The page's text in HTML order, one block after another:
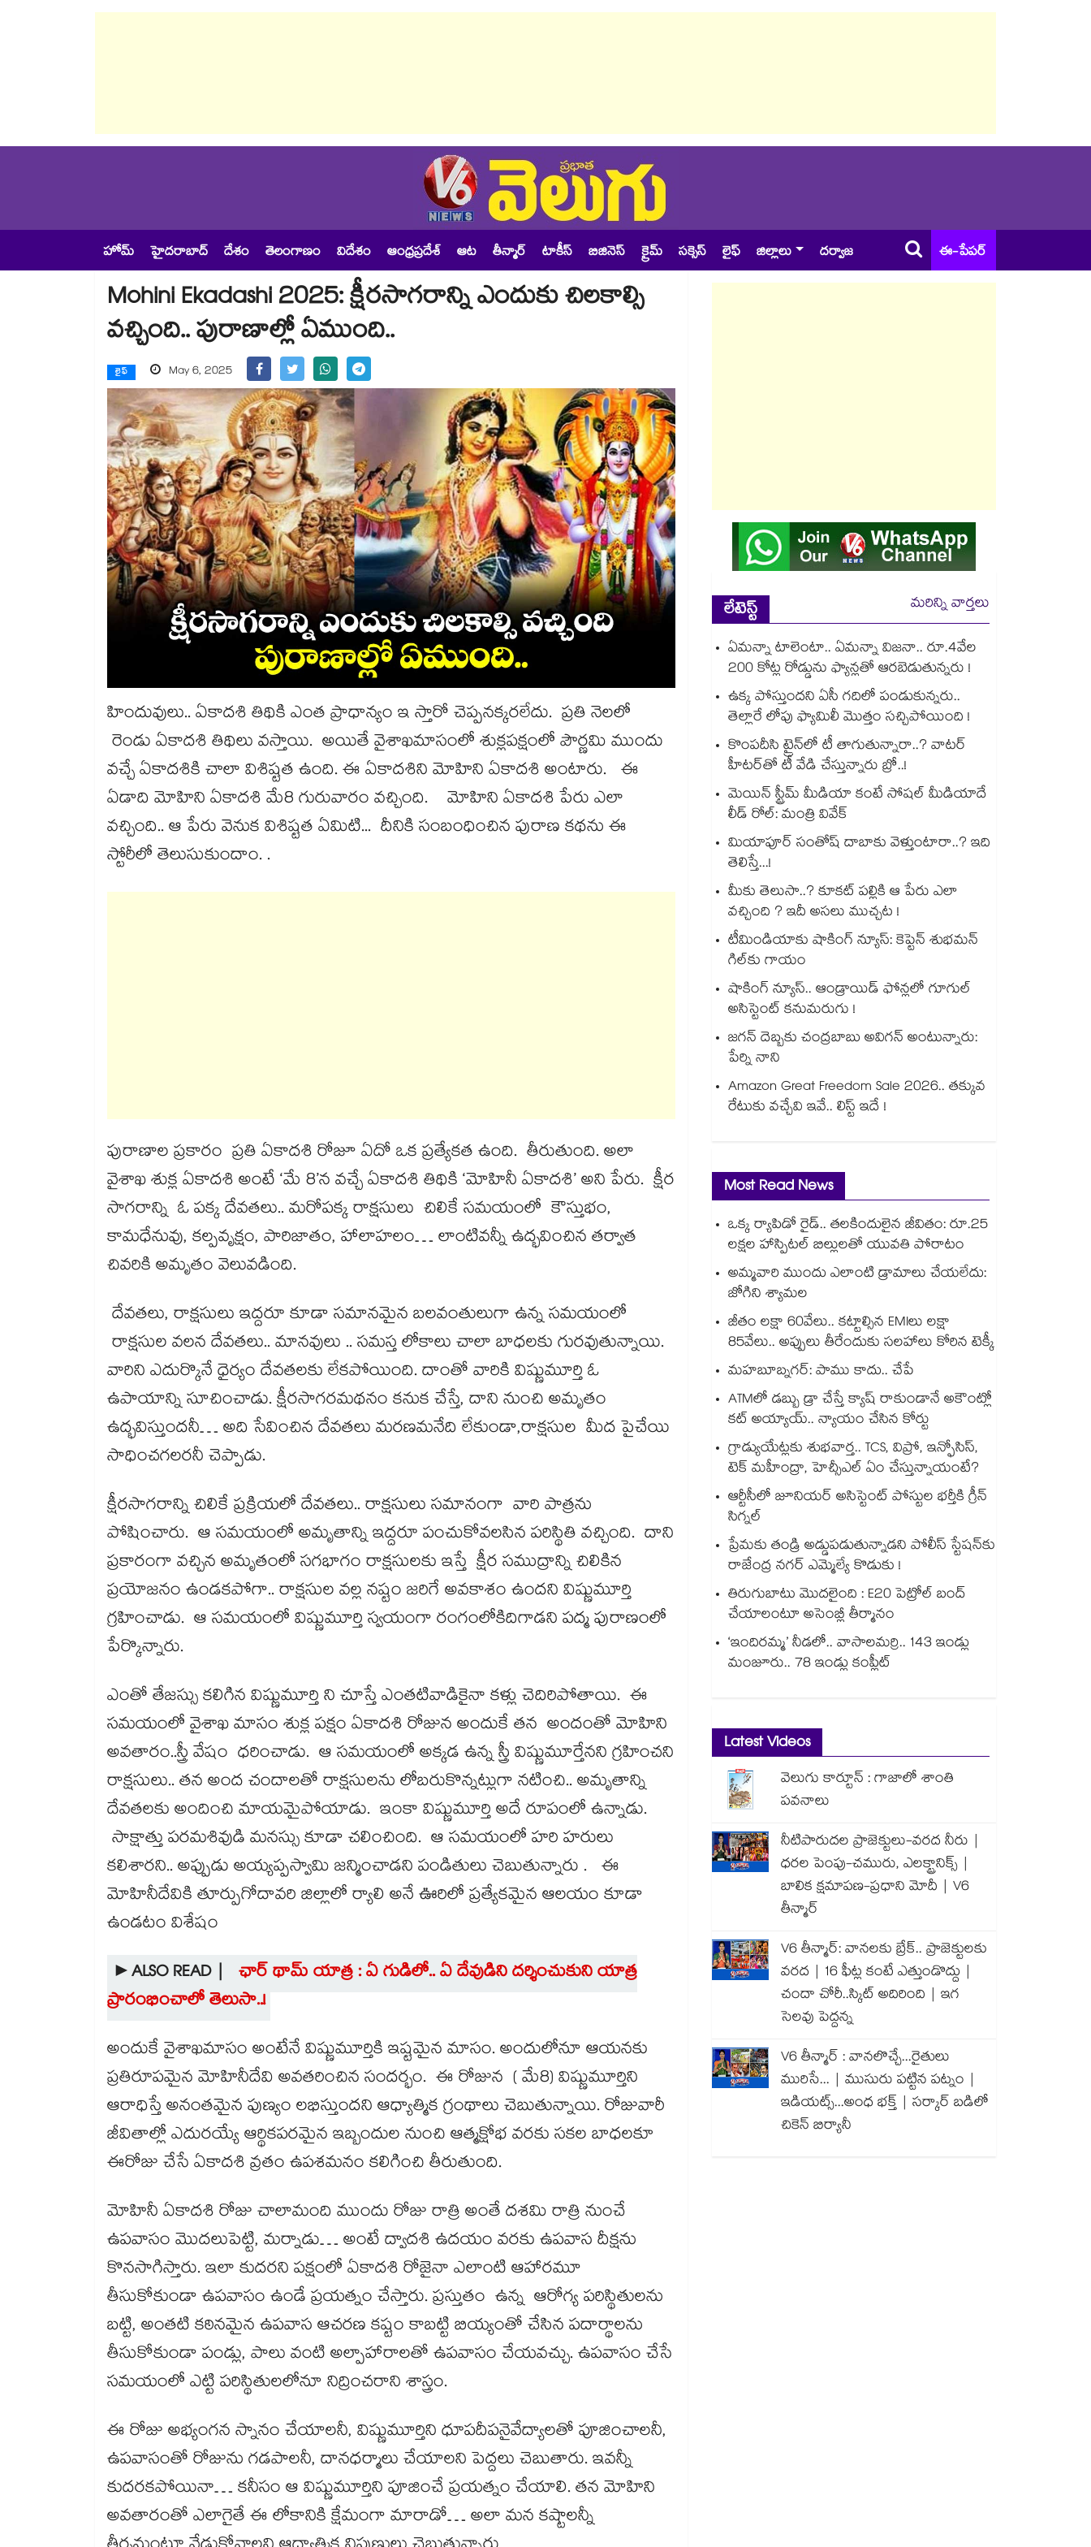
హోమ్ హైదరాబాద్ దేశం తెలంగాణం విదేశం ఆంధ్రప్రదేశ్ ఆట తీన్మార్ టాకీస్ బిజినెస్ క్రైమ్ సక్సెస్ లైఫ్ జిల్లాలు దర్వాజ ఈ-పేపర్
Mohini Ekadashi 2025: క్షీరసాగరాన్ని ఎందుకు చిలకాల్సి
వచ్చింది.. పురాణాల్లో ఏముంది..
లైఫ్ May 6, 2025
హిందువులు.. ఏకాదశి తిథికి ఎంత ప్రాధాన్యం ఇ స్తారో చెప్పనక్కరలేదు. ప్రతి నెలలో
రెండు ఏకాదశి తిథిలు వస్తాయి. అయితే వైశాఖమాసంలో శుక్లపక్షంలో పౌర్ణమి ముందు
వచ్చే ఏకాదశికి చాలా విశిష్టత ఉంది. ఈ ఏకాదశిని మోహిని ఏకాదశి అంటారు. ఈ
ఏడాది మోహిని ఏకాదశి మే8 గురువారం వచ్చింది. మోహిని ఏకాదశి పేరు ఎలా
వచ్చింది.. ఆ పేరు వెనుక విశిష్టత ఏమిటి... దీనికి సంబంధించిన పురాణ కథను ఈ
స్టోరీలో తెలుసుకుందాం. .
పురాణాల ప్రకారం ప్రతి ఏకాదశి రోజూ ఏదో ఒక ప్రత్యేకత ఉంది. తీరుతుంది. అలా
వైశాఖ శుక్ల ఏకాదశి అంటే ‘మే 8’న వచ్చే ఏకాదశి తిథికి ‘మోహినీ ఏకాదశి’ అని పేరు. క్షీర
సాగరాన్ని ఓ పక్క దేవతలు.. మరోపక్క రాక్షసులు చిలికే సమయంలో కౌస్తుభం,
కామధేనువు, కల్పవృక్షం, పారిజాతం, హాలాహలం… లాంటివన్నీ ఉద్భవించిన తర్వాత
చివరికి అమృతం వెలువడింది.
దేవతలు, రాక్షసులు ఇద్దరూ కూడా సమానమైన బలవంతులుగా ఉన్న సమయంలో
రాక్షసుల వలన దేవతలు.. మానవులు .. సమస్త లోకాలు చాలా బాధలకు గురవుతున్నాయి.
వారిని ఎదుర్కొనే ధైర్యం దేవతలకు లేకపోయింది. దాంతో వారికి విష్ణుమూర్తి ఓ
ఉపాయాన్ని సూచించాడు. క్షీరసాగరమథనం కనుక చేస్తే, దాని నుంచి అమృతం
ఉద్భవిస్తుందనీ… అది సేవించిన దేవతలు మరణమనేది లేకుండా,రాక్షసుల మీద పైచేయి
సాధించగలరనీ చెప్పాడు.
క్షీరసాగరాన్ని చిలికే ప్రక్రియలో దేవతలు.. రాక్షసులు సమానంగా వారి పాత్రను
పోషించారు. ఆ సమయంలో అమృతాన్ని ఇద్దరూ పంచుకోవలసిన పరిస్థితి వచ్చింది. దాని
ప్రకారంగా వచ్చిన అమృతంలో సగభాగం రాక్షసులకు ఇస్తే క్షీర సముద్రాన్ని చిలికిన
ప్రయోజనం ఉండకపోగా.. రాక్షసుల వల్ల నష్టం జరిగే అవకాశం ఉందని విష్ణుమూర్తి
గ్రహించాడు. ఆ సమయంలో విష్ణుమూర్తి స్వయంగా రంగంలోకిదిగాడని పద్మ పురాణంలో
పేర్కొన్నారు.
ఎంతో తేజస్సు కలిగిన విష్ణుమూర్తి ని చూస్తే ఎంతటివాడికైనా కళ్లు చెదిరిపోతాయి. ఈ
సమయంలో వైశాఖ మాసం శుక్ల పక్షం ఏకాదశి రోజున అందుకే తన అందంతో మోహిని
అవతారం..స్త్రీ వేషం ధరించాడు. ఆ సమయంలో అక్కడ ఉన్న స్త్రీ విష్ణుమూర్తేనని గ్రహించని
రాక్షసులు.. తన అంద చందాలతో రాక్షసులను లోబరుకొన్నట్లుగా నటించి.. అమృతాన్ని
దేవతలకు అందించి మాయమైపోయాడు. ఇంకా విష్ణుమూర్తి అదే రూపంలో ఉన్నాడు.
సాక్షాత్తు పరమశివుడి మనస్సు కూడా చలించింది. ఆ సమయంలో హరి హరులు
కలిశారని.. అప్పుడు అయ్యప్పస్వామి జన్మించాడని పండితులు చెబుతున్నారు . ఈ
మోహినీదేవికి తూర్పుగోదావరి జిల్లాలో ర్యాలి అనే ఊరిలో ప్రత్యేకమైన ఆలయం కూడా
ఉండటం విశేషం
►ALSO READ | ఛార్ థామ్ యాత్ర : ఏ గుడిలో.. ఏ దేవుడిని దర్శించుకుని యాత్ర
ప్రారంభించాలో తెలుసా..!
అందుకే వైశాఖమాసం అంటేనే విష్ణుమూర్తికి ఇష్టమైన మాసం. అందులోనూ ఆయనకు
ప్రతిరూపమైన మోహినీదేవి అవతరించిన సందర్భం. ఈ రోజున ( మే8) విష్ణుమూర్తిని
ఆరాధిస్తే అనంతమైన పుణ్యం లభిస్తుందని ఆధ్యాత్మిక గ్రంథాలు చెబుతున్నాయి. రోజువారీ
జీవితాల్లో ఎదురయ్యే ఆర్థికపరమైన ఇబ్బందుల నుంచి ఆత్మక్షోభ వరకు సకల బాధలకూ
ఈరోజు చేసే ఏకాదశి వ్రతం ఉపశమనం కలిగించి తీరుతుంది.
మోహినీ ఏకాదశి రోజు చాలామంది ముందు రోజు రాత్రి అంతే దశమి రాత్రి నుంచే
ఉపవాసం మొదలుపెట్టి, మర్నాడు… అంటే ద్వాదశి ఉదయం వరకు ఉపవాస దీక్షను
కొనసాగిస్తారు. ఇలా కుదరని పక్షంలో ఏకాదశి రోజైనా ఎలాంటి ఆహారమూ
తీసుకోకుండా ఉపవాసం ఉండే ప్రయత్నం చేస్తారు. ప్రస్తుతం ఉన్న ఆరోగ్య పరిస్థితులను
బట్టి, అంతటి కఠినమైన ఉపవాస ఆచరణ కష్టం కాబట్టి బియ్యంతో చేసిన పదార్థాలను
తీసుకోకుండా పండ్లు, పాలు వంటి అల్పాహారాలతో ఉపవాసం చేయవచ్చు. ఉపవాసం చేసే
సమయంలో ఎట్టి పరిస్థితులలోనూ నిద్రించరాని శాస్త్రం.
ఈ రోజు అభ్యంగన స్నానం చేయాలనీ, విష్ణుమూర్తిని ధూపదీపనైవేద్యాలతో పూజించాలనీ,
ఉపవాసంతో రోజును గడపాలనీ, దానధర్మాలు చేయాలని పెద్దలు చెబుతారు. ఇవన్నీ
కుదరకపోయినా… కనీసం ఆ విష్ణుమూర్తిని పూజించే ప్రయత్నం చేయాలి. తన మోహిని
అవతారంతో ఎలాగైతే ఈ లోకానికి క్షేమంగా మారాడో… అలా మన కష్టాలన్నీ
లేటెస్ట్
మరిన్ని వార్తలు
ఏమన్నా టాలెంటా.. ఏమన్నా విజనా.. రూ.4వేల
200 కోట్ల రోడ్డును ఫ్యాన్లతో ఆరబెడుతున్నరు !
ఉక్క పోస్తుందని ఏసీ గదిలో పండుకున్నరు..
తెల్లారే లోపు ఫ్యామిలీ మొత్తం సచ్చిపోయింది !
కొంపదీసి ట్రైన్⁬లో టీ తాగుతున్నారా..? వాటర్
హీటర్⁭⁭తో టీ వేడి చేస్తున్నారు బ్రో..!
మెయిన్ స్ట్రీమ్ మీడియా కంటే సోషల్ మీడియాదే
లీడ్ రోల్: మంత్రి వివేక్
మియాపూర్ సంతోష్ దాబాకు వెళ్తుంటారా..? ఇది
తెలిస్తే...!
మీకు తెలుసా..? కూకట్ పల్లికి ఆ పేరు ఎలా
వచ్చింది ? ఇదీ అసలు ముచ్చట !
టీమిండియాకు షాకింగ్ న్యూస్: కెప్టెన్ శుభమన్
గిల్‎కు గాయం
షాకింగ్ న్యూస్.. ఆండ్రాయిడ్ ఫోన్లలో గూగుల్
అసిస్టెంట్ కనుమరుగు !
జగన్ దెబ్బకు చంద్రబాబు అవిగన్ అంటున్నారు:
పేర్ని నాని
Amazon Great Freedom Sale 2026.. తక్కువ
రేటుకు వచ్చేవి ఇవే.. లిస్ట్ ఇదే !
Most Read News
ఒక్క ర్యాపిడో రైడ్.. తలకిందులైన జీవితం: రూ.25
లక్షల హాస్పిటల్ బిల్లులతో యువతి పోరాటం
అమ్మవారి ముందు ఎలాంటి డ్రామాలు చేయలేదు:
జోగిని శ్యామల
జీతం లక్షా 60వేలు.. కట్టాల్సిన EMIలు లక్షా
85వేలు.. అప్పులు తీరేందుకు సలహాలు కోరిన టెక్కీ
మహబూబ్నగర్: పాము కాదు.. చేపే
ATMలో డబ్బు డ్రా చేస్తే క్యాష్ రాకుండానే అకౌంట్లో
కట్ అయ్యాయ్.. న్యాయం చేసిన కోర్టు
గ్రాడ్యుయేట్లకు శుభవార్త.. TCS, విప్రో, ఇన్ఫోసిస్,
టెక్ మహీంద్రా, హెచ్సీఎల్ ఏం చేస్తున్నాయంటే?
ఆర్టీసీలో జూనియర్ అసిస్టెంట్‌‌ పోస్టుల భర్తీకి గ్రీన్‌‌
సిగ్నల్
ప్రేమకు తండ్రి అడ్డుపడుతున్నాడని పోలీస్ స్టేషన్⁪కు
రాజేంద్ర నగర్ ఎమ్మెల్యే కొడుకు !
తిరుగుబాటు మొదలైంది : E20 పెట్రోల్ బంద్
చేయాలంటూ అసెంబ్లీ తీర్మానం
‘ఇందిరమ్మ’ నీడలో.. వాసాలమర్రి.. 143 ఇండ్లు
మంజూరు.. 78 ఇండ్లు కంప్లీట్
Latest Videos
వెలుగు కార్టూన్ : గాజాలో శాంతి
పవనాలు
నీటిపారుదల ప్రాజెక్టులు-వరద నీరు |
ధరల పెంపు-చమురు, ఎలక్ట్రానిక్స్ |
బాలిక క్షమాపణ-ప్రధాని మోదీ | V6
తీన్మార్
V6 తీన్మార్: వానలకు బ్రేక్.. ప్రాజెక్టులకు
వరద | 16 ఫీట్ల కంటే ఎత్తుండొద్దు |
చందా చోరీ..స్కిట్ అదిరింది | ఇగ
సెలవు పెద్దన్న
V6 తీన్మార్ : వానలొచ్చే...రైతులు
మురిసే... | ముసురు పట్టిన పట్నం |
ఇడియట్స్...అంధ భక్త్ | సర్కార్ బడిలో
చికెన్ బిర్యానీ